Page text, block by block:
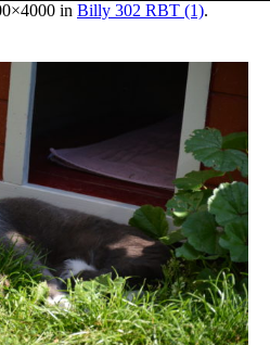
in Billy 302 RBT (1).